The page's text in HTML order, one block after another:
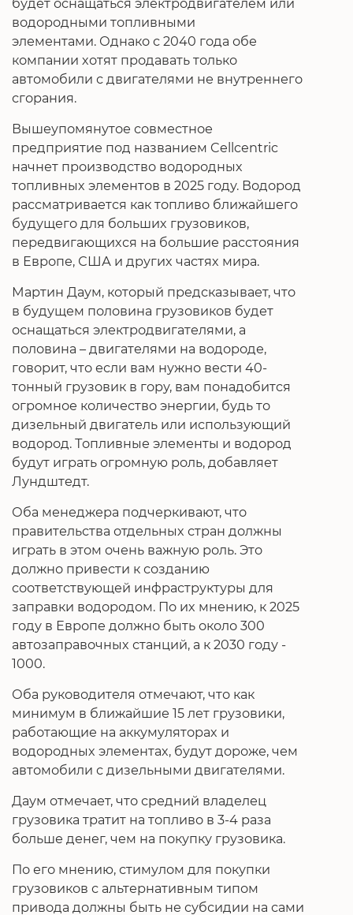
будет оснащаться электродвигателем или
водородными топливными
элементами. Однако с 2040 года обе
компании хотят продавать только
автомобили с двигателями не внутреннего
сгорания.
Вышеупомянутое совместное
предприятие под названием Cellcentric
начнет производство водородных
топливных элементов в 2025 году. Водород
рассматривается как топливо ближайшего
будущего для больших грузовиков,
передвигающихся на большие расстояния
в Европе, США и других частях мира.
Мартин Даум, который предсказывает, что
в будущем половина грузовиков будет
оснащаться электродвигателями, а
половина – двигателями на водороде,
говорит, что если вам нужно вести 40-
тонный грузовик в гору, вам понадобится
огромное количество энергии, будь то
дизельный двигатель или использующий
водород. Топливные элементы и водород
будут играть огромную роль, добавляет
Лундштедт.
Оба менеджера подчеркивают, что
правительства отдельных стран должны
играть в этом очень важную роль. Это
должно привести к созданию
соответствующей инфраструктуры для
заправки водородом. По их мнению, к 2025
году в Европе должно быть около 300
автозаправочных станций, а к 2030 году -
1000.
Оба руководителя отмечают, что как
минимум в ближайшие 15 лет грузовики,
работающие на аккумуляторах и
водородных элементах, будут дороже, чем
автомобили с дизельными двигателями.
Даум отмечает, что средний владелец
грузовика тратит на топливо в 3-4 раза
больше денег, чем на покупку грузовика.
По его мнению, стимулом для покупки
грузовиков с альтернативным типом
привода должны быть не субсидии на сами